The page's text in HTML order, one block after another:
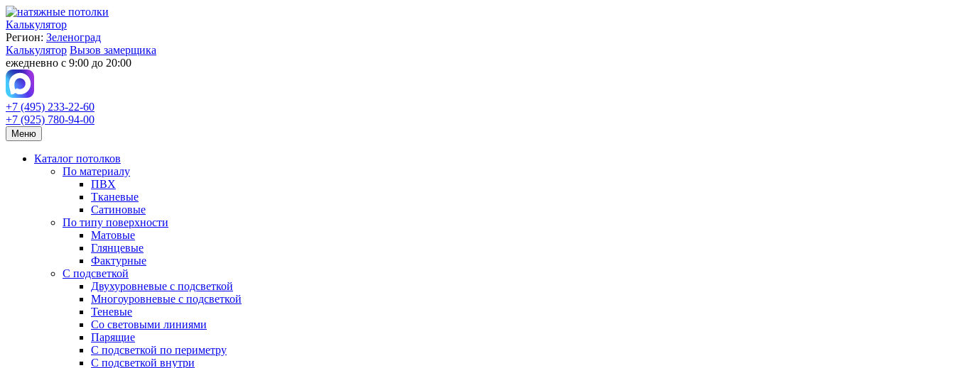
Калькулятор
Регион: Зеленоград
Калькулятор Вызов замерщика
ежедневно с 9:00 до 20:00
+7 (495) 233-22-60
+7 (925) 780-94-00
Меню
Каталог потолков
По материалу
ПВХ
Тканевые
Сатиновые
По типу поверхности
Матовые
Глянцевые
Фактурные
С подсветкой
Двухуровневые с подсветкой
Многоуровневые с подсветкой
Теневые
Со световыми линиями
Парящие
С подсветкой по периметру
С подсветкой внутри